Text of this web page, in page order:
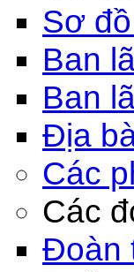
Sơ
Ban
Ban
Địa
Các
Các
Đoàn